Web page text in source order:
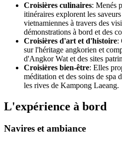
Croisières culinaires: Menés
itinéraires explorent les
vietnamiennes à travers des
démonstrations à bord et des
Croisières d'art et d'histoire:
sur l'héritage angkorien et
d'Angkor Wat et des sites
Croisières bien-être: Elles
méditation et des soins de spa
les rives de Kampong Laeang.
L'expérience à bord
Navires et ambiance